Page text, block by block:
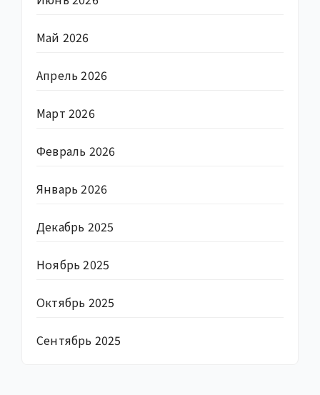
Май 2026
Апрель 2026
Март 2026
Февраль 2026
Январь 2026
Декабрь 2025
Ноябрь 2025
Октябрь 2025
Сентябрь 2025